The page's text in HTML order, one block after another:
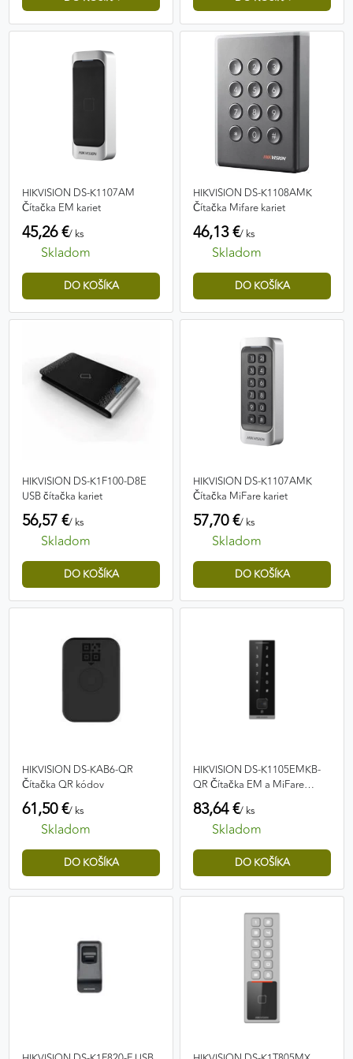
HIKVISION DS-K1107AM
Čítačka EM kariet
45,26 €/ ks
Skladom
HIKVISION DS-K1108AMK
Čítačka Mifare kariet
46,13 €/ ks
Skladom
HIKVISION DS-K1F100-D8E
USB čítačka kariet
56,57 €/ ks
Skladom
HIKVISION DS-K1107AMK
Čítačka MiFare kariet
57,70 €/ ks
Skladom
HIKVISION DS-KAB6-QR
Čítačka QR kódov
61,50 €/ ks
Skladom
HIKVISION DS-K1105EMKB-
QR Čítačka EM a MiFare
kariet, klávesnica, čítačka QR
83,64 €/ ks
Skladom
výkon a funkčnosť našich stránok.
Google Analytics
MARKETINGOVÉ COOKIES
Marketingové cookies sa používajú na sledovanie
správania používateľov naprieč webovými
stránkami. Umožňujú nám a našim partnerom
zobrazovať cielenú a relevantnú reklamu, a to na
našom webe aj v reklamných sieťach tretích strán.
Google Ads
Poskytovateľ: Google